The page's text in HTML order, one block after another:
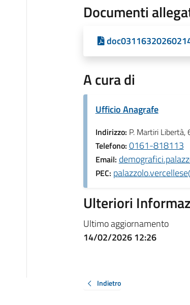
Documenti
A cura di
Ufficio Anagrafe
Indirizzo: P. Martiri Libertà,
Telefono: 0161-818113
Email:
PEC:
Ulteriori
Ultimo aggiornamento
14/02/2026 12:26
Indietro